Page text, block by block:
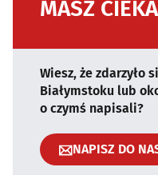
MASZ
Wiesz, że zdarzyło
Białymstoku lub
o czymś napisali?
NAPISZ DO